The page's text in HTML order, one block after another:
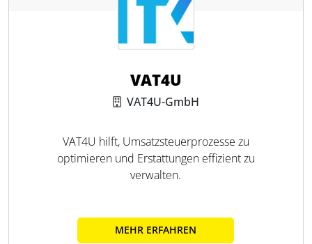
VAT4U
VAT4U-GmbH
VAT4U hilft, Umsatzsteuerprozesse zu
optimieren und Erstattungen effizient zu
verwalten.
MEHR ERFAHREN